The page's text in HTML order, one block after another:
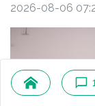
2026-08-06